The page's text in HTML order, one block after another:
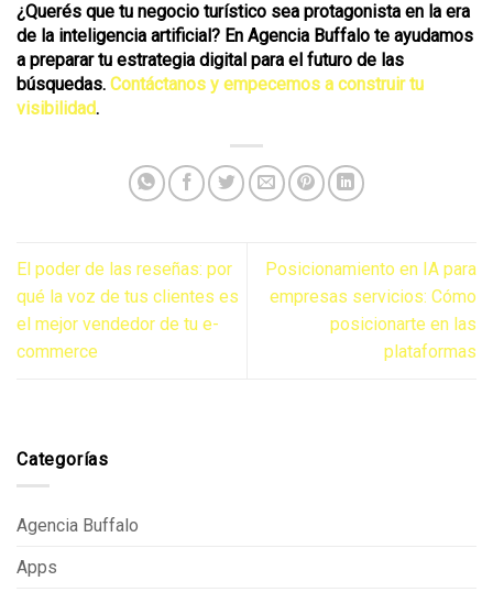
¿Querés que tu negocio turístico sea protagonista en la era
de la inteligencia artificial? En Agencia Buffalo te ayudamos
a preparar tu estrategia digital para el futuro de las
búsquedas. Contáctanos y empecemos a construir tu
visibilidad.
El poder de las reseñas: por
qué la voz de tus clientes es
el mejor vendedor de tu e-
commerce
Posicionamiento en IA para
empresas servicios: Cómo
posicionarte en las
plataformas
Categorías
Agencia Buffalo
Apps